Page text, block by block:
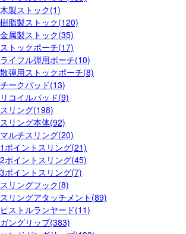
木製ストック(1)
樹脂製ストック(120)
金属製ストック(35)
ストックポーチ(17)
ライフル弾用ポーチ(10)
散弾用ストックポーチ(8)
チークパッド(13)
リコイルパッド(9)
スリング(198)
スリング本体(92)
マルチスリング(20)
1ポイントスリング(21)
2ポイントスリング(45)
3ポイントスリング(7)
スリングフック(8)
スリングアタッチメント(89)
ピストルランヤード(11)
ガングリップ(383)